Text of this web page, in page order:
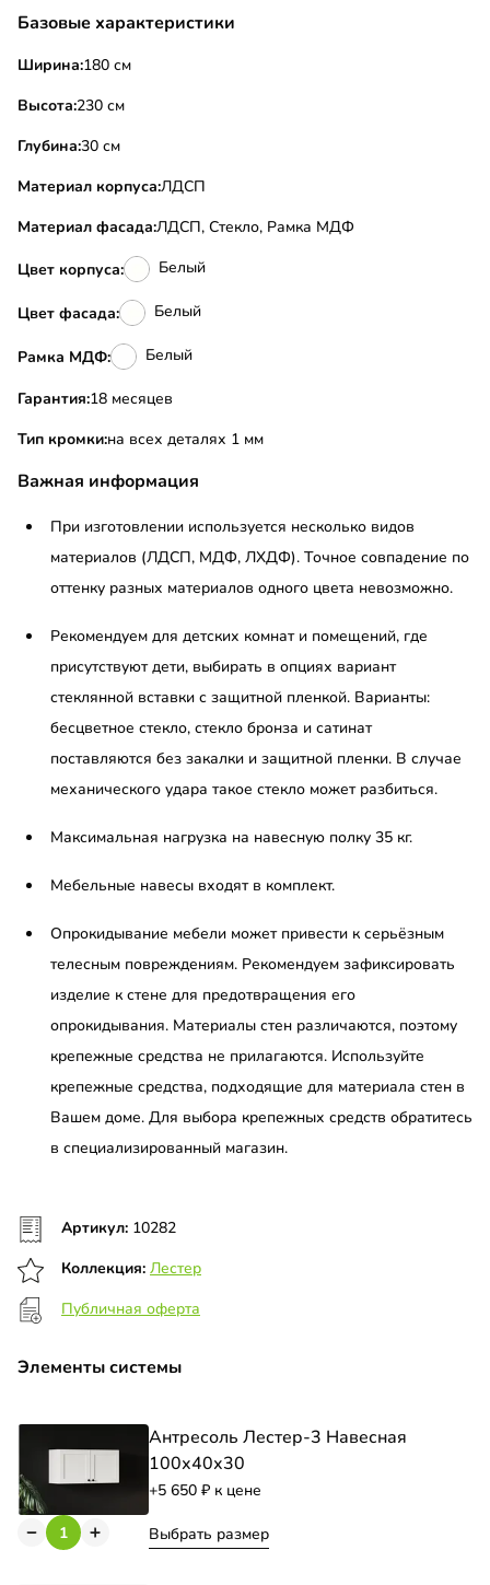
Базовые характеристики
Ширина:180 см
Высота:230 см
Глубина:30 см
Материал корпуса:ЛДСП
Материал фасада:ЛДСП, Стекло, Рамка МДФ
Цвет корпуса: Белый
Цвет фасада: Белый
Рамка МДФ: Белый
Гарантия:18 месяцев
Тип кромки:на всех деталях 1 мм
Важная информация
При изготовлении используется несколько видов
материалов (ЛДСП, МДФ, ЛХДФ). Точное совпадение по
оттенку разных материалов одного цвета невозможно.
Рекомендуем для детских комнат и помещений, где
присутствуют дети, выбирать в опциях вариант
стеклянной вставки с защитной пленкой. Варианты:
бесцветное стекло, стекло бронза и сатинат
поставляются без закалки и защитной пленки. В случае
механического удара такое стекло может разбиться.
Максимальная нагрузка на навесную полку 35 кг.
Мебельные навесы входят в комплект.
Опрокидывание мебели может привести к серьёзным
телесным повреждениям. Рекомендуем зафиксировать
изделие к стене для предотвращения его
опрокидывания. Материалы стен различаются, поэтому
крепежные средства не прилагаются. Используйте
крепежные средства, подходящие для материала стен в
Вашем доме. Для выбора крепежных средств обратитесь
в специализированный магазин.
Артикул: 10282
Коллекция: Лестер
Публичная оферта
Элементы системы
Антресоль Лестер-3 Навесная
100х40х30
+5 650 к цене
Выбрать размер